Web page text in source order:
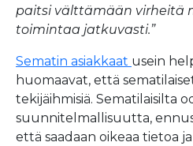
paitsi välttämään virheitä
toimintaa jatkuvasti.”
Sematin asiakkaat usein
huomaavat, että
tekijäihmisiä. Sematilaisilta
suunnitelmallisuutta,
että saadaan oikeaa tietoa